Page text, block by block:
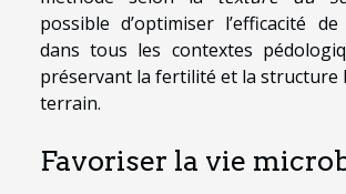
possible d’optimiser l’efficacité
dans tous les contextes
préservant la fertilité et la structure
terrain.
Favoriser la vie